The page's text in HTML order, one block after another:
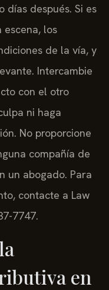
días después. Si es
los
de la vía, y
Intercambie
con el otro
ni haga
No proporcione
compañía de
un abogado. Para
contacte a Law
7747.
en